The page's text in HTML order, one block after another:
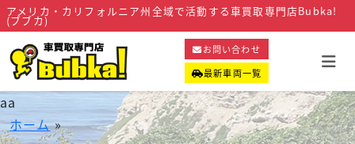
アメリカ・カリフォルニア州全域で活動する車買取専門店Bubka!
(ブブカ)
お問い合わせ
最新車両一覧
aa
ホーム»